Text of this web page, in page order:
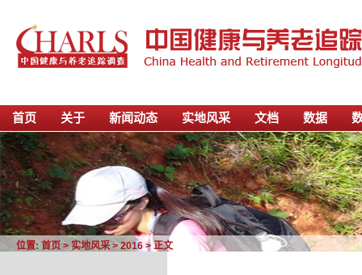
首页 关于 新闻动态 实地风采 文档 数据
位置: 首页>实地风采 >2016 > 正文